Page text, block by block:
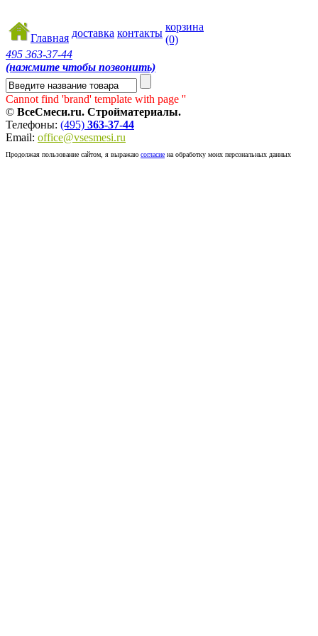
Главная доставка контакты
корзина
(0)
495 363-37-44
(нажмите чтобы позвонить)
Cannot find 'brand' template with page ''
© ВсеСмеси.ru. Стройматериалы.
Телефоны: (495) 363-37-44
Email: office@vsesmesi.ru
Продолжая пользование сайтом, я выражаю согласие на обработку моих персональных данных